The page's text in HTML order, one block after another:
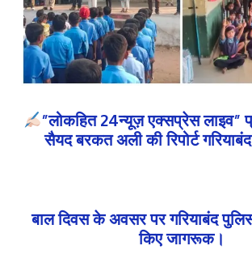
”लोकहित 24न्यूज़ एक्सप्रेस लाइव”
सैयद बरकत अली की रिपोर्ट
बाल दिवस के अवसर पर गरियाबंद पुलिस
किए जागरूक।